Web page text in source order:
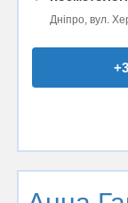
Дніпро, вул.